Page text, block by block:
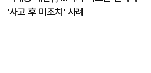
'사고 후 미조치' 사례